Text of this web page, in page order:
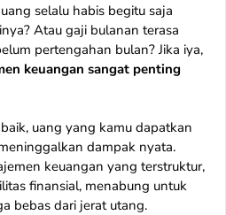
selalu habis begitu saja
Atau gaji bulanan terasa
pertengahan bulan? Jika iya,
keuangan sangat penting
uang yang kamu dapatkan
dampak nyata.
keuangan yang terstruktur,
finansial, menabung untuk
bebas dari jerat utang.